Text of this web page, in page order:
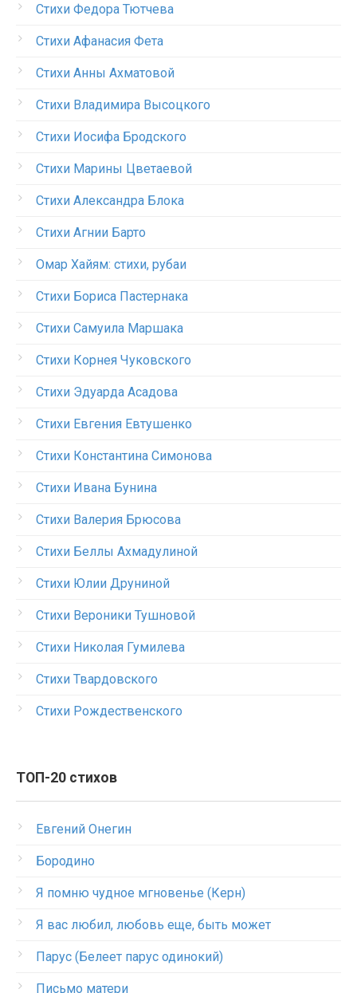
Стихи Федора Тютчева
Стихи Афанасия Фета
Стихи Анны Ахматовой
Стихи Владимира Высоцкого
Стихи Иосифа Бродского
Стихи Марины Цветаевой
Стихи Александра Блока
Стихи Агнии Барто
Омар Хайям: стихи, рубаи
Стихи Бориса Пастернака
Стихи Самуила Маршака
Стихи Корнея Чуковского
Стихи Эдуарда Асадова
Стихи Евгения Евтушенко
Стихи Константина Симонова
Стихи Ивана Бунина
Стихи Валерия Брюсова
Стихи Беллы Ахмадулиной
Стихи Юлии Друниной
Стихи Вероники Тушновой
Стихи Николая Гумилева
Стихи Твардовского
Стихи Рождественского
ТОП-20 стихов
Евгений Онегин
Бородино
Я помню чудное мгновенье (Керн)
Я вас любил, любовь еще, быть может
Парус (Белеет парус одинокий)
Письмо матери